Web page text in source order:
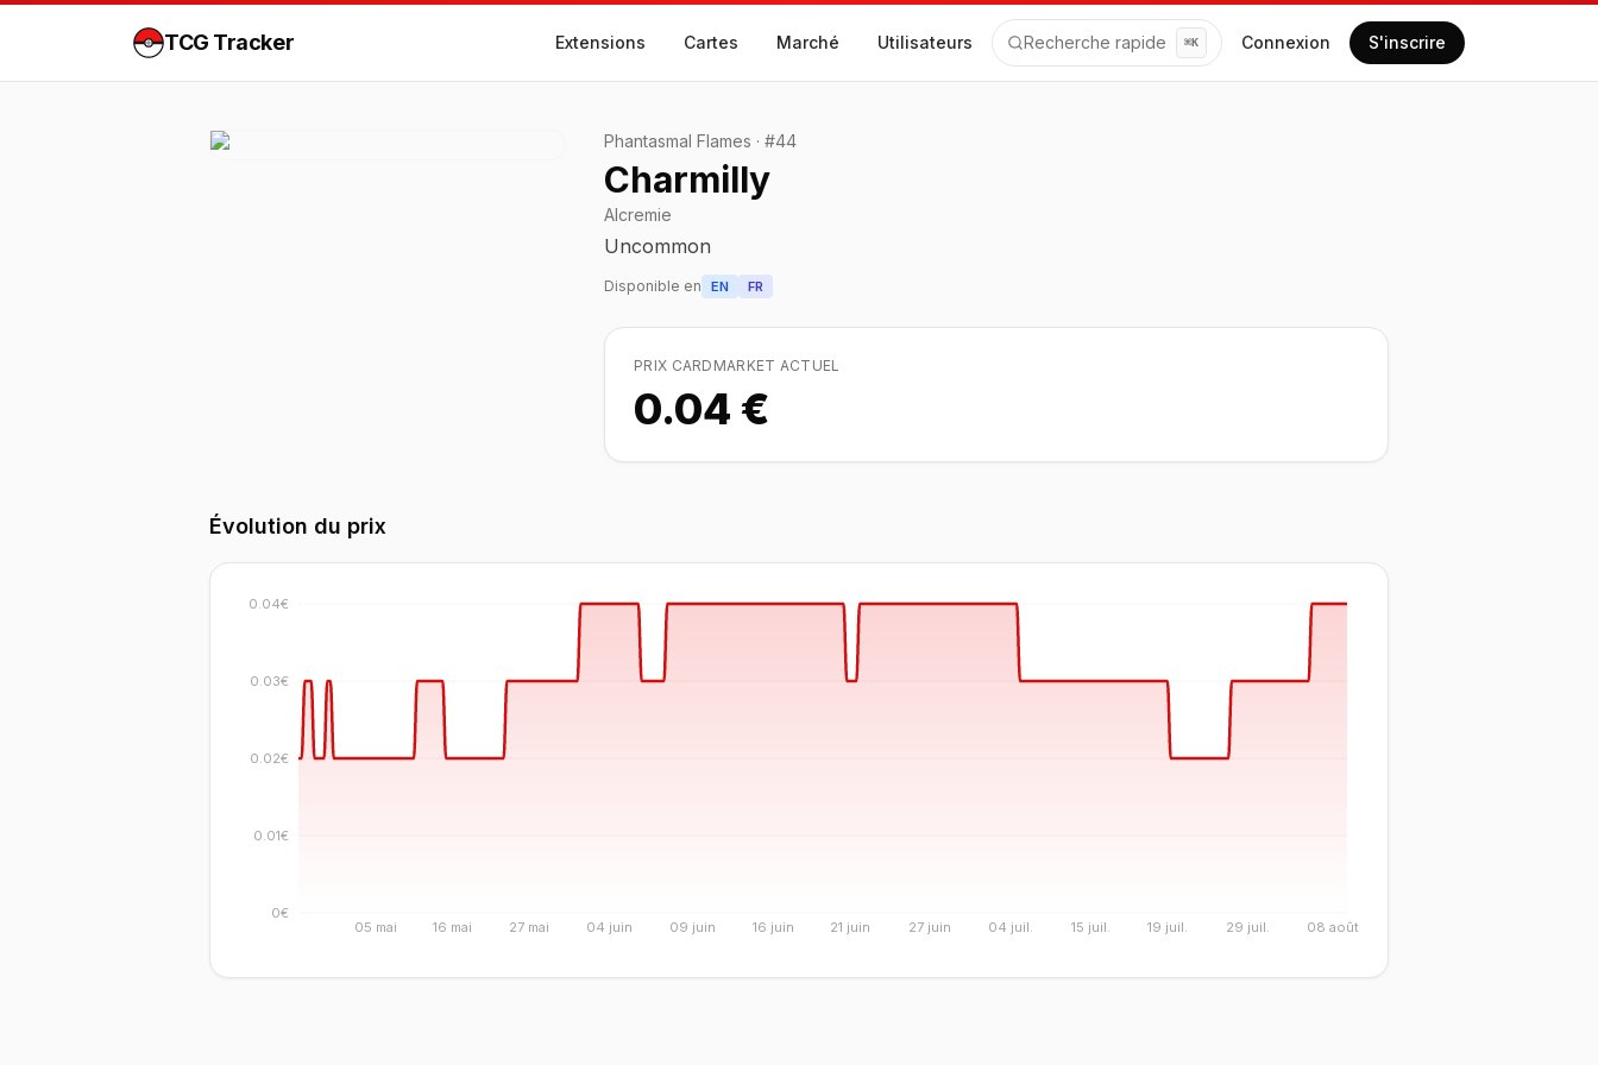
TCG Tracker Extensions Cartes Marché Utilisateurs Recherche rapide ⌘K Connexion S'inscrire
Phantasmal Flames · #44
Charmilly
Alcremie
Uncommon
Disponible en EN FR
PRIX CARDMARKET ACTUEL
0.04 €
Évolution du prix
05 mai 16 mai 27 mai 04 juin 09 juin 16 juin 21 juin 27 juin 04 juil. 15 juil. 19 juil. 29 juil. 08 août
0€
0.01€
0.02€
0.03€
0.04€